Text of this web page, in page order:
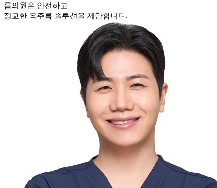
름의원은 안전하고
정교한 목주름 솔루션을 제안합니다.